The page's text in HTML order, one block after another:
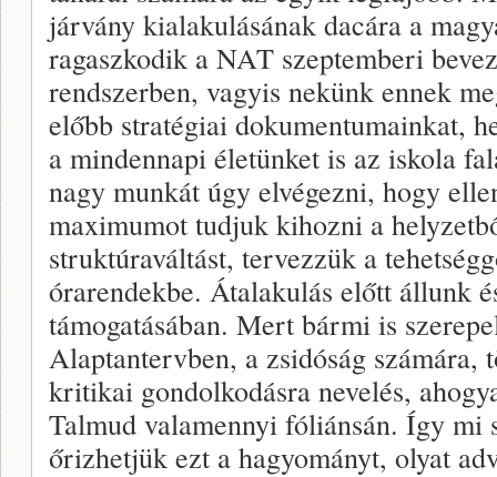
járvány kialakulásának dacára a
ragaszkodik a NAT szeptemberi
rendszerben, vagyis nekünk ennek
előbb stratégiai dokumentumainkat,
a mindennapi életünket is az iskola
nagy munkát úgy elvégezni, hogy
maximumot tudjuk kihozni a
struktúraváltást, tervezzük a
órarendekbe. Átalakulás előtt állunk
támogatásában. Mert bármi is
Alaptantervben, a zsidóság számára,
kritikai gondolkodásra nevelés,
Talmud valamennyi fóliánsán. Így mi
őrizhetjük ezt a hagyományt, olyat